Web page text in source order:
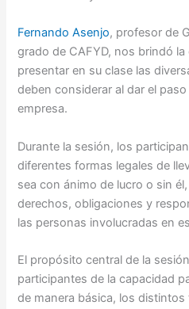
Fernando Asenjo, profesor de
grado de CAFYD, nos brindó
presentar en su clase las
deben considerar al dar el
empresa.
Durante la sesión, los
diferentes formas legales de
sea con ánimo de lucro o sin
derechos, obligaciones y
las personas involucradas en
El propósito central de la
participantes de la capacidad
de manera básica, los